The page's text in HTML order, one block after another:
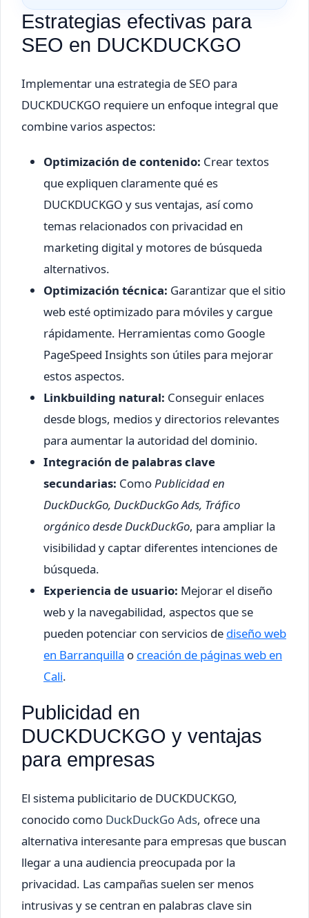
Estrategias efectivas para
SEO en DUCKDUCKGO
Implementar una estrategia de SEO para
DUCKDUCKGO requiere un enfoque integral que
combine varios aspectos:
Optimización de contenido: Crear textos
que expliquen claramente qué es
DUCKDUCKGO y sus ventajas, así como
temas relacionados con privacidad en
marketing digital y motores de búsqueda
alternativos.
Optimización técnica: Garantizar que el sitio
web esté optimizado para móviles y cargue
rápidamente. Herramientas como Google
PageSpeed Insights son útiles para mejorar
estos aspectos.
Linkbuilding natural: Conseguir enlaces
desde blogs, medios y directorios relevantes
para aumentar la autoridad del dominio.
Integración de palabras clave
secundarias: ComoPublicidad en
DuckDuckGo, DuckDuckGo Ads, Tráfico
orgánico desde DuckDuckGo, para ampliar la
visibilidad y captar diferentes intenciones de
búsqueda.
Experiencia de usuario: Mejorar el diseño
web y la navegabilidad, aspectos que se
pueden potenciar con servicios de diseño web
en Barranquilla o creación de páginas web en
Cali.
Publicidad en
DUCKDUCKGO y ventajas
para empresas
El sistema publicitario de DUCKDUCKGO,
conocido como DuckDuckGo Ads, ofrece una
alternativa interesante para empresas que buscan
llegar a una audiencia preocupada por la
privacidad. Las campañas suelen ser menos
intrusivas y se centran en palabras clave sin